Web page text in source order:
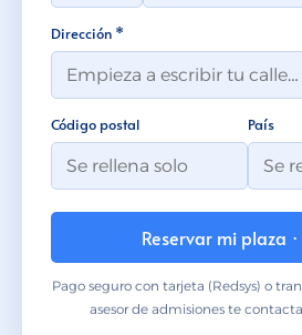
Dirección *
Código postal País
Reservar mi plaza
Pago seguro con tarjeta (Redsys) o
asesor de admisiones te